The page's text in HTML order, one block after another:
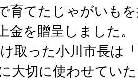
育てたじゃがいも
金を贈呈しました。
取った小川市長は
大切に使わせてい